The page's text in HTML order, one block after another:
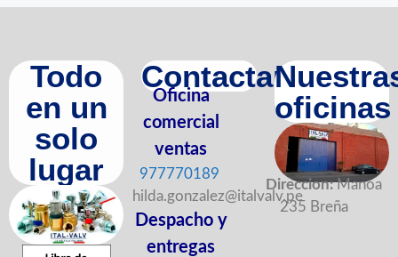
Todo
en un
solo
lugar
Contactanos
Oficina
comercial
ventas
977770189
hilda.gonzalez@italvalv.pe
Despacho y
entregas
oficinas
Direccion:Manoa
235 Breña